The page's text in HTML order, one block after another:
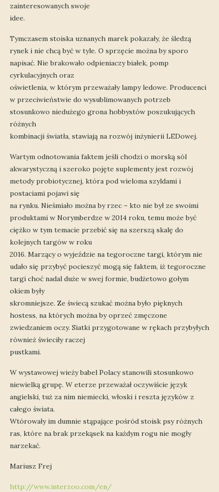
zainteresowanych swoje
idee.
Tymczasem stoiska uznanych marek pokazały, że śledzą
rynek i nie chcą być w tyle. O sprzęcie można by sporo
napisać. Nie brakowało odpieniaczy białek, pomp
cyrkulacyjnych oraz
oświetlenia, w którym przeważały lampy ledowe. Producenci
w przeciwieństwie do wysublimowanych potrzeb
stosunkowo niedużego grona hobbystów poszukujących
różnych
kombinacji światła, stawiają na rozwój inżynierii LEDowej.
Wartym odnotowania faktem jeśli chodzi o morską sól
akwarystyczną i szeroko pojęte suplementy jest rozwój
metody probiotycznej, która pod wieloma szyldami i
postaciami pojawi się
na rynku. Nieśmiało można by rzec – kto nie był ze swoimi
produktami w Norymberdze w 2014 roku, temu może być
ciężko w tym temacie przebić się na szerszą skalę do
kolejnych targów w roku
2016. Marzący o wyjeździe na tegoroczne targi, którym nie
udało się przybyć pocieszyć mogą się faktem, iż tegoroczne
targi choć nadal duże w swej formie, budżetowo gołym
okiem były
skromniejsze. Ze świecą szukać można było pięknych
hostess, na których można by oprzeć zmęczone
zwiedzaniem oczy. Siatki przygotowane w rękach przybyłych
również świeciły raczej
pustkami.
W wystawowej wieży babel Polacy stanowili stosunkowo
niewielką grupę. W eterze przeważał oczywiście język
angielski, tuż za nim niemiecki, włoski i reszta języków z
całego świata.
Wtórowały im dumnie stąpające pośród stoisk psy różnych
ras, które na brak przekąsek na każdym rogu nie mogły
narzekać.
Mariusz Frej
http://www.interzoo.com/en/